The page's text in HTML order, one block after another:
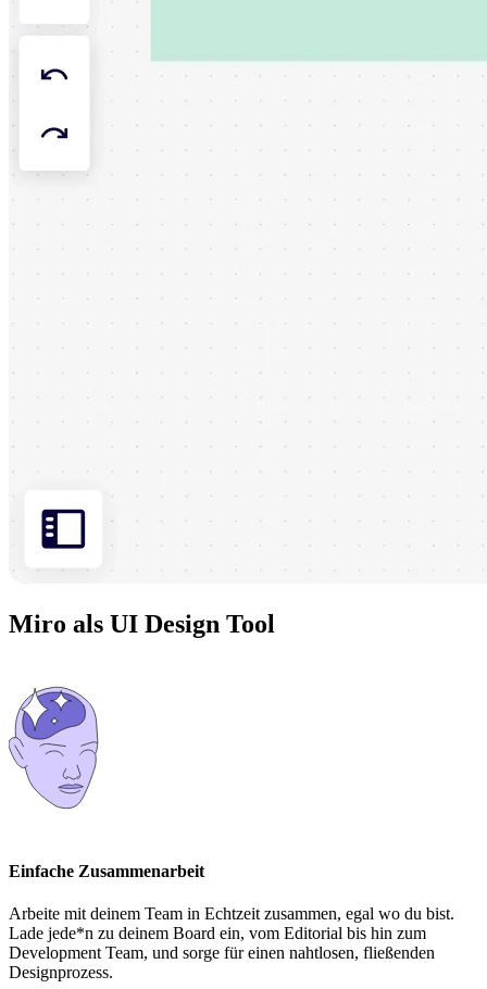
Miro als UI Design Tool
Einfache Zusammenarbeit
Arbeite mit deinem Team in Echtzeit zusammen, egal wo du bist.
Lade jede*n zu deinem Board ein, vom Editorial bis hin zum
Development Team, und sorge für einen nahtlosen, fließenden
Designprozess.